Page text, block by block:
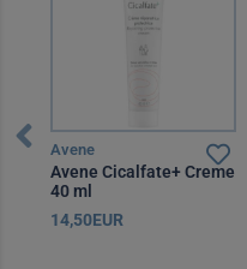
Avene
Avene Cicalfate+ Creme
40 ml
14,50EUR